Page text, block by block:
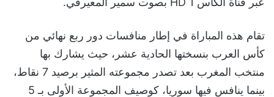
تقام هذه المباراة في إطار منافسات دور ربع نهائي من
كأس العرب بنسختها الحادية عشر، حيث يشارك بها
منتخب المغرب بعد تصدر مجموعته المثير برصيد 7 نقاط،
بينما ينافس فيها سوريا، كوصيف المجموعة الأولى بـ 5